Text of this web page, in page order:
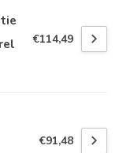
€114,49
€91,48